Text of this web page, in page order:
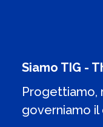
Siamo TIG -
Progettiamo,
governiamo il